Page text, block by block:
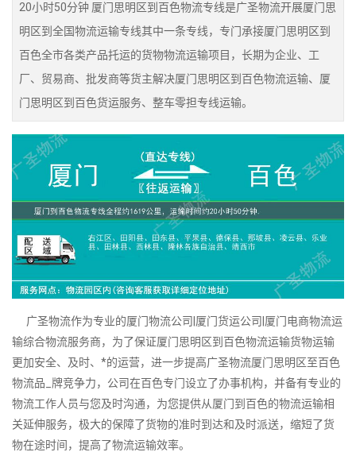
20小时50分钟 厦门思明区到百色物流专线是广圣物流开展厦门思
明区到全国物流运输专线其中一条专线，专门承接厦门思明区到
百色全市各类产品托运的货物物流运输项目，长期为企业、工
厂、贸易商、批发商等货主解决厦门思明区到百色物流运输、厦
门思明区到百色货运服务、整车零担专线运输。
广圣物流作为专业的厦门物流公司|厦门货运公司|厦门电商物流运
输综合物流服务商，为了保证厦门思明区到百色物流运输货物运输
更加安全、及时、*的运营，进一步提高广圣物流厦门思明区至百色
物流品_牌竞争力，公司在百色专门设立了办事机构，并备有专业的
物流工作人员与您及时沟通，为您提供从厦门到百色的物流运输相
关延伸服务，极大的保障了货物的准时到达和及时派送，缩短了货
物在途时间，提高了物流运输效率。